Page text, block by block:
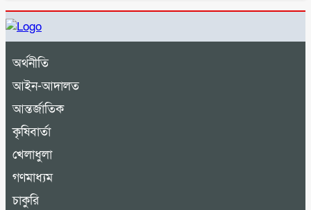
অর্থনীতি
আইন-আদালত
আন্তর্জাতিক
কৃষিবার্তা
খেলাধুলা
গণমাধ্যম
চাকুরি